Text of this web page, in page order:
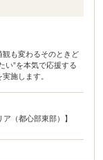
観も変わるそのときど
い”を本気で応援する
施します。
（都心部東部）】